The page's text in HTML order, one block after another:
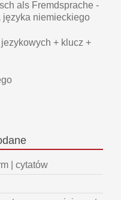
als Fremdsprache -
języka niemieckiego
+ klucz +
| cytatów